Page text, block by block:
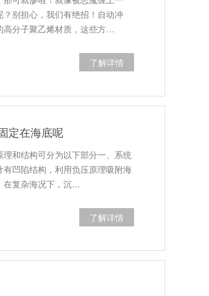
别担心，我们有绝招！自动冲
高分子聚乙烯材质，这些方…
了解详情
定在海底呢
和结构可分为以下部分一、系统
凹陷结构，利用负压原理吸附海
在复杂海况下，沉…
了解详情